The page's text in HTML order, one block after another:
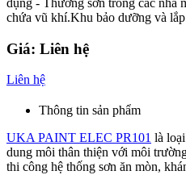
chứa vũ khí.Khu bảo dưỡng và
Giá: Liên hệ
Liên hệ
Thông tin sản phẩm
UKA PAINT ELEC PR101 là
dung môi thân thiện với môi
thi công hệ thống sơn ăn mòn,